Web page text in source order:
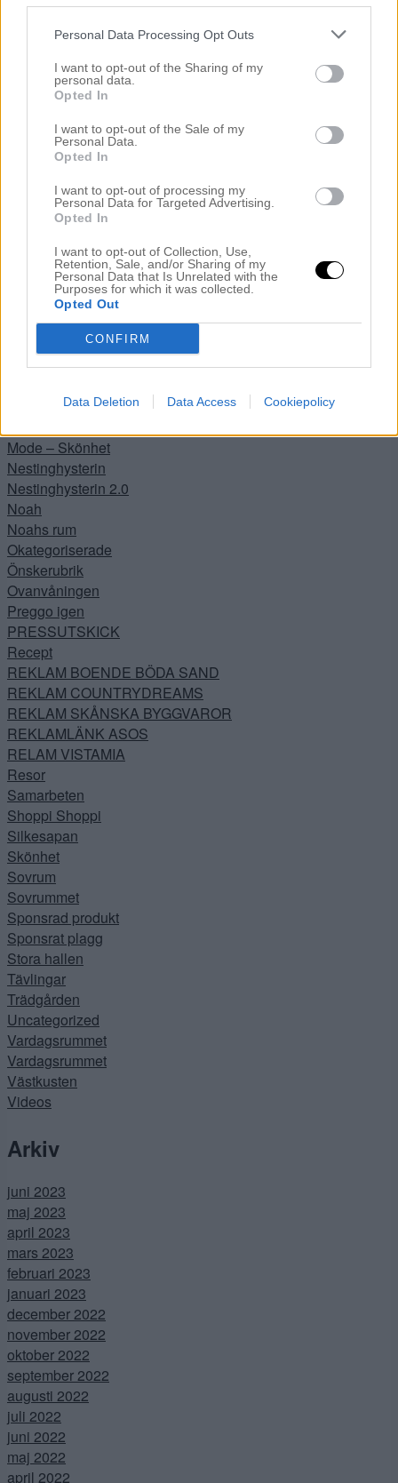
Personal Data Processing Opt Outs
I want to opt-out of the Sharing of my
personal data.
Opted In
I want to opt-out of the Sale of my
Personal Data.
Opted In
I want to opt-out of processing my
Personal Data for Targeted Advertising.
Opted In
I want to opt-out of Collection, Use,
Retention, Sale, and/or Sharing of my
Personal Data that Is Unrelated with the
Purposes for which it was collected.
Opted Out
CONFIRM
Data Deletion Data Access Cookiepolicy
Fotograferingar & Uppdrag
FRÅGOR & SVAR
INNEHÅLLER REKLAMLÄNK – PRODUKT KÖPT MED
RABATT
INNEHÅLLER REKLAMLÄNKAR
Jul i Lanthandeln
JULGOTT
Julhysterin 2014
Julkalendern
Julpeppen 2016
Kejsarsnittet
Kontoret
Lanthandeln
Lilla hallen
Livräddare
Mode – Skönhet
Nestinghysterin
Nestinghysterin 2.0
Noah
Noahs rum
Okategoriserade
Önskerubrik
Ovanvåningen
Preggo igen
PRESSUTSKICK
Recept
REKLAM BOENDE BÖDA SAND
REKLAM COUNTRYDREAMS
REKLAM SKÅNSKA BYGGVAROR
REKLAMLÄNK ASOS
RELAM VISTAMIA
Resor
Samarbeten
Shoppi Shoppi
Silkesapan
Skönhet
Sovrum
Sovrummet
Sponsrad produkt
Sponsrat plagg
Stora hallen
Tävlingar
Trädgården
Uncategorized
Vardagsrummet
Vardagsrummet
Västkusten
Videos
Arkiv
juni 2023
maj 2023
april 2023
mars 2023
februari 2023
januari 2023
december 2022
november 2022
oktober 2022
september 2022
augusti 2022
juli 2022
juni 2022
maj 2022
april 2022